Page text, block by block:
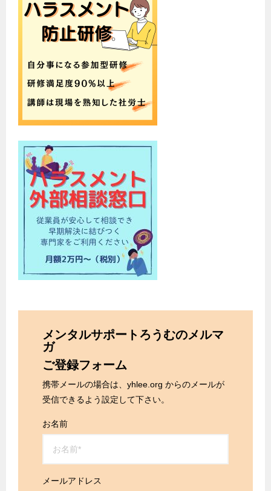
メンタルサポートろうむのメルマ
ガ
ご登録フォーム
携帯メールの場合は、yhlee.org からのメールが
受信できるよう設定して下さい。
お名前
メールアドレス